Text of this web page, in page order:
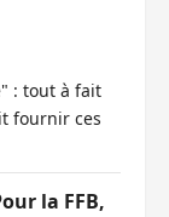
: tout à fait
fournir ces
la FFB,